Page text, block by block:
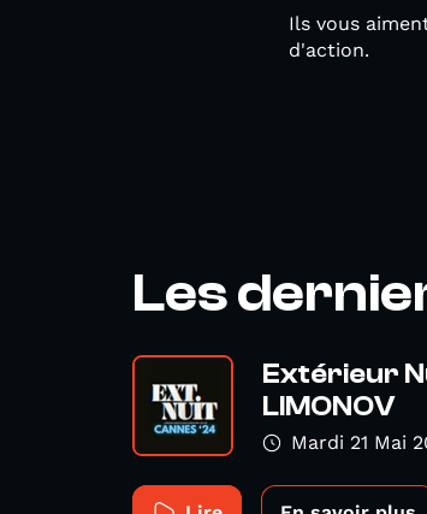
Ils vous
d'action.
Les
Extérieur
LIMONOV
Mardi 21 Mai